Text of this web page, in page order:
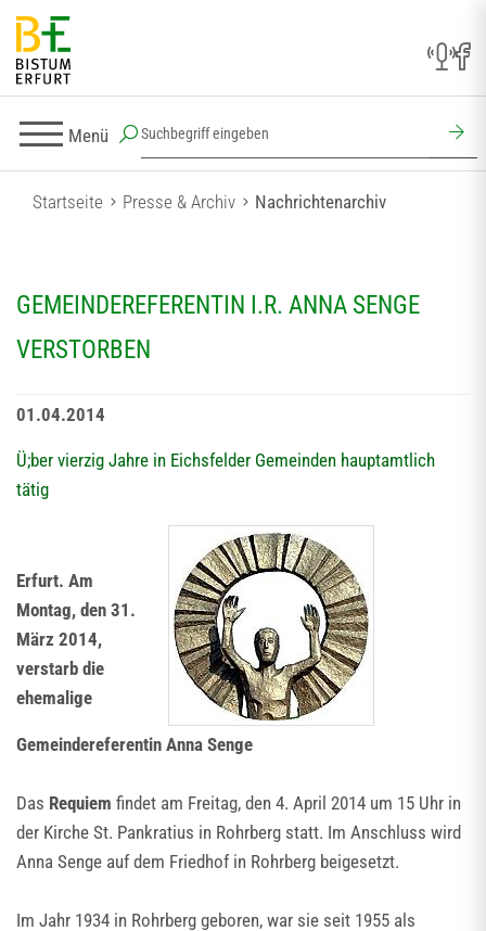
Menü
Startseite Presse & Archiv Nachrichtenarchiv
GEMEINDEREFERENTIN I.R. ANNA SENGE
VERSTORBEN
01.04.2014
Ü;ber vierzig Jahre in Eichsfelder Gemeinden hauptamtlich
tätig
Erfurt. Am
Montag, den 31.
März 2014,
verstarb die
ehemalige
Gemeindereferentin Anna Senge
Das Requiem findet am Freitag, den 4. April 2014 um 15 Uhr in
der Kirche St. Pankratius in Rohrberg statt. Im Anschluss wird
Anna Senge auf dem Friedhof in Rohrberg beigesetzt.
Im Jahr 1934 in Rohrberg geboren, war sie seit 1955 als